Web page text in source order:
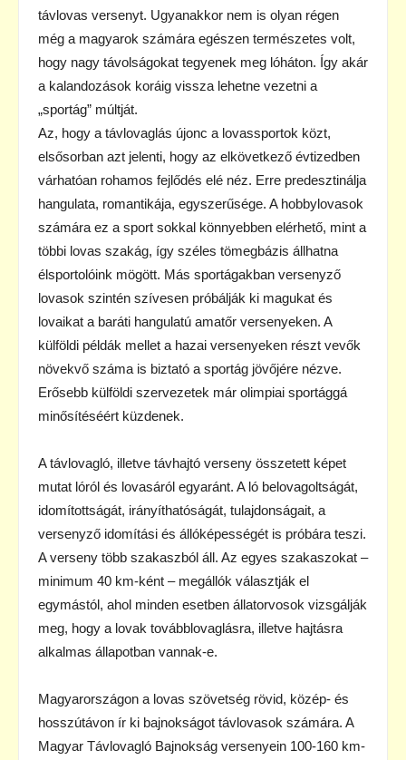
távlovas versenyt. Ugyanakkor nem is olyan régen
még a magyarok számára egészen természetes volt,
hogy nagy távolságokat tegyenek meg lóháton. Így akár
a kalandozások koráig vissza lehetne vezetni a
„sportág” múltját.
Az, hogy a távlovaglás újonc a lovassportok közt,
elsősorban azt jelenti, hogy az elkövetkező évtizedben
várhatóan rohamos fejlődés elé néz. Erre predesztinálja
hangulata, romantikája, egyszerűsége. A hobbylovasok
számára ez a sport sokkal könnyebben elérhető, mint a
többi lovas szakág, így széles tömegbázis állhatna
élsportolóink mögött. Más sportágakban versenyző
lovasok szintén szívesen próbálják ki magukat és
lovaikat a baráti hangulatú amatőr versenyeken. A
külföldi példák mellet a hazai versenyeken részt vevők
növekvő száma is biztató a sportág jövőjére nézve.
Erősebb külföldi szervezetek már olimpiai sportággá
minősítéséért küzdenek.
A távlovagló, illetve távhajtó verseny összetett képet
mutat lóról és lovasáról egyaránt. A ló belovagoltságát,
idomítottságát, irányíthatóságát, tulajdonságait, a
versenyző idomítási és állóképességét is próbára teszi.
A verseny több szakaszból áll. Az egyes szakaszokat –
minimum 40 km-ként – megállók választják el
egymástól, ahol minden esetben állatorvosok vizsgálják
meg, hogy a lovak továbblovaglásra, illetve hajtásra
alkalmas állapotban vannak-e.
Magyarországon a lovas szövetség rövid, közép- és
hosszútávon ír ki bajnokságot távlovasok számára. A
Magyar Távlovagló Bajnokság versenyein 100-160 km-